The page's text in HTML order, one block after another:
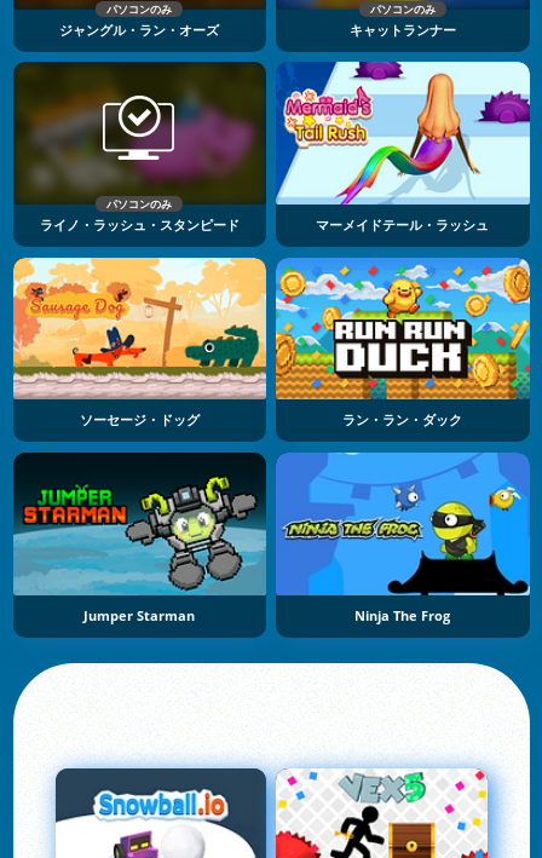
パソコンのみ
ジャングル・ラン・オーズ
パソコンのみ
キャットランナー
パソコンのみ
ライノ・ラッシュ・スタンピード マーメイドテール・ラッシュ
ソーセージ・ドッグ ラン・ラン・ダック
Jumper Starman Ninja The Frog